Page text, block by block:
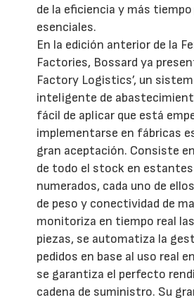
de la eficiencia y más
esenciales.
En la edición anterior de la
Factories, Bossard ya
Factory Logistics’, un
inteligente de
fácil de aplicar que está
implementarse en fábricas
gran aceptación. Consiste
de todo el stock en
numerados, cada uno de
de peso y conectividad de
monitoriza en tiempo real
piezas, se automatiza la
pedidos en base al uso real
se garantiza el perfecto
cadena de suministro. Su